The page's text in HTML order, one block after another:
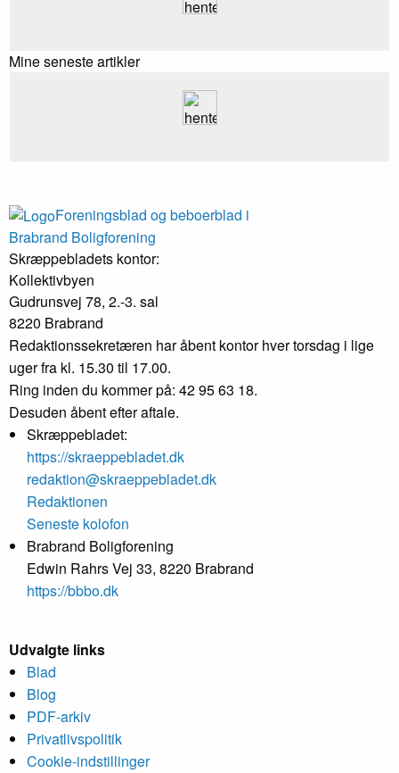
oversættelse. En kommentar
samarbejde med forfatteren.
udgangspunkt korte, og her
Mine seneste artikler
Foreningsblad og beboerblad i
Brabrand Boligforening
Skræppebladets kontor:
Kollektivbyen
Gudrunsvej 78, 2.-3. sal
8220 Brabrand
Redaktionssekretæren har åbent kontor hver torsdag i lige
uger fra kl. 15.30 til 17.00.
Ring inden du kommer på: 42 95 63 18.
Desuden åbent efter aftale.
Skræppebladet:
https://skraeppebladet.dk
redaktion@skraeppebladet.dk
Redaktionen
Seneste kolofon
Brabrand Boligforening
Edwin Rahrs Vej 33, 8220 Brabrand
https://bbbo.dk
Udvalgte links
Blad
Blog
PDF-arkiv
Privatlivspolitik
Cookie-indstillinger